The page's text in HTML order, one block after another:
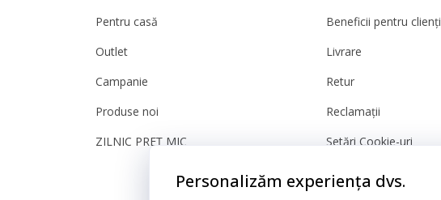
Pentru casă
Outlet
Campanie
Produse noi
ZILNIC PREȚ MIC
Beneficii pentru clienți
Livrare
Retur
Reclamații
Setări Cookie-uri
Siguranță
Personalizăm experiența dvs.